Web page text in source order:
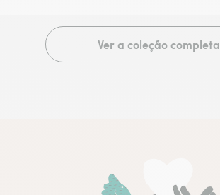
Ver a coleção completa